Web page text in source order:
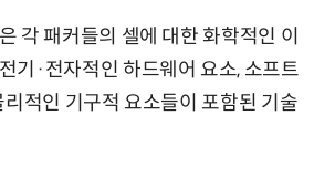
각 패커들의 셀에 대한 화학적인 이
기·전자적인 하드웨어 요소, 소프트
리적인 기구적 요소들이 포함된 기술